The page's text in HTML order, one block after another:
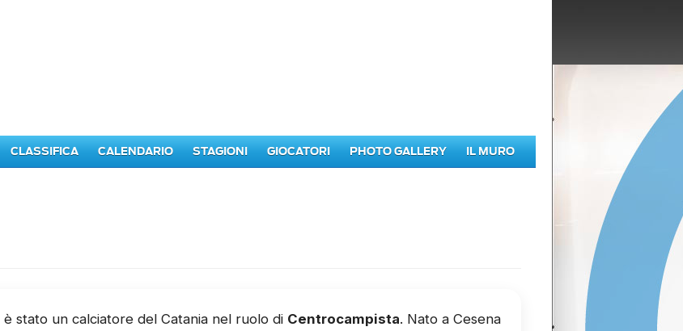
CLASSIFICA CALENDARIO STAGIONI GIOCATORI PHOTO GALLERY IL MURO
è stato un calciatore del Catania nel ruolo di Centrocampista. Nato a Cesena